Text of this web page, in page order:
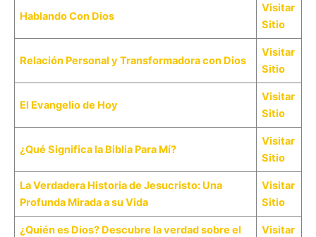
Hablando Con Dios
Visitar
Sitio
Relación Personal y Transformadora con Dios
Visitar
Sitio
El Evangelio de Hoy
Visitar
Sitio
¿Qué Significa la Biblia Para Mí?
Visitar
Sitio
La Verdadera Historia de Jesucristo: Una
Profunda Mirada a su Vida
Visitar
Sitio
¿Quién es Dios? Descubre la verdad sobre el
Visitar